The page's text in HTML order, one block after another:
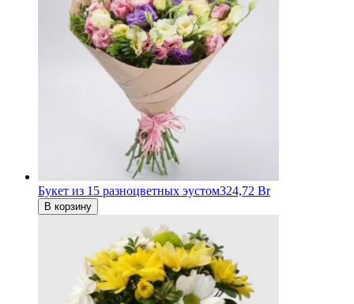
Букет из 15 разноцветных эустом324,72 Br
В корзину